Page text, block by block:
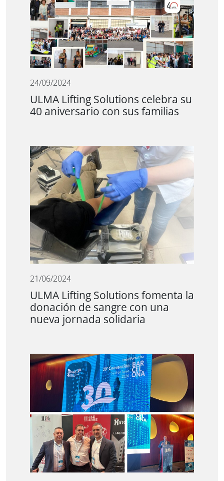
24/09/2024
ULMA Lifting Solutions celebra su
40 aniversario con sus familias
21/06/2024
ULMA Lifting Solutions fomenta la
donación de sangre con una
nueva jornada solidaria